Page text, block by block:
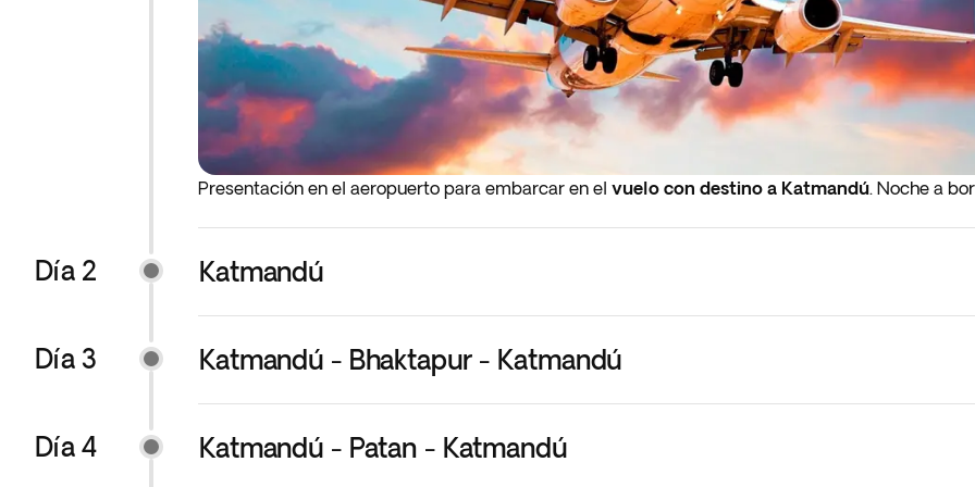
Presentación en el aeropuerto para embarcar en el vuelo con destino a Katmandú. Noche a
Día 2 Katmandú
Día 3 Katmandú - Bhaktapur - Katmandú
Día 4 Katmandú - Patan - Katmandú